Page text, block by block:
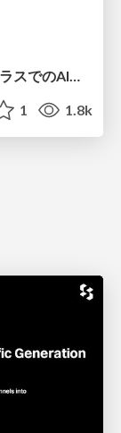
デザインワークフローの最前線。 ログラスでのAI活用の現在地
1 1.8k